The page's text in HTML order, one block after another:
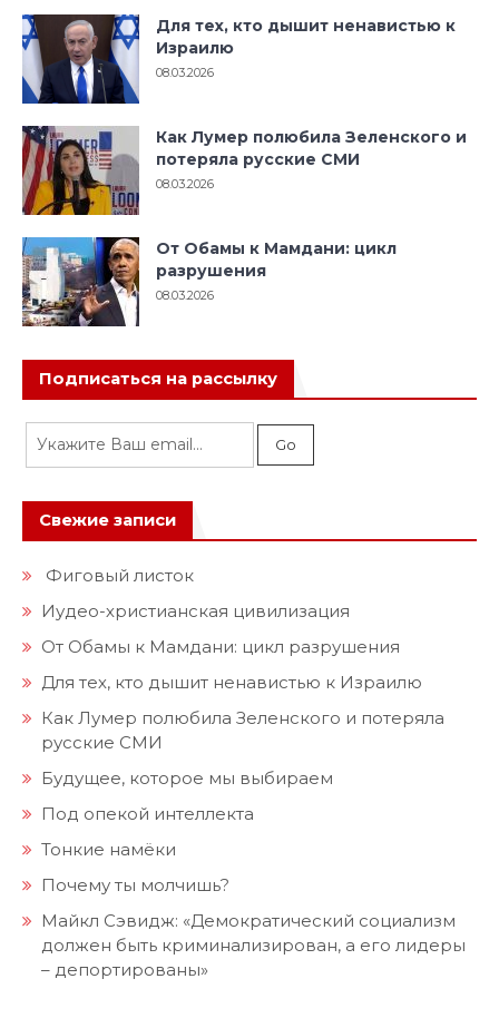
Для тех, кто дышит ненавистью к
Израилю
08.03.2026
Как Лумер полюбила Зеленского и
потеряла русские СМИ
08.03.2026
От Обамы к Мамдани: цикл
разрушения
08.03.2026
Подписаться на рассылку
Свежие записи
Фиговый листок
Иудео-христианская цивилизация
От Обамы к Мамдани: цикл разрушения
Для тех, кто дышит ненавистью к Израилю
Как Лумер полюбила Зеленского и потеряла
русские СМИ
Будущее, которое мы выбираем
Под опекой интеллекта
Тонкие намёки
Почему ты молчишь?
Майкл Сэвидж: «Демократический социализм
должен быть криминализирован, а его лидеры
– депортированы»